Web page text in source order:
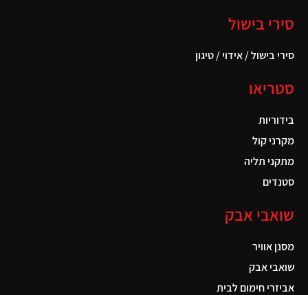
סירי בישול
סירי בישול / אידוי / טיגון
סטריאו
בידוריות
מקרני קול
מתקני תליה
סטנדים
שואבי אבק
מסנן אוויר
שואבי אבק
אביזרי חימום לבית